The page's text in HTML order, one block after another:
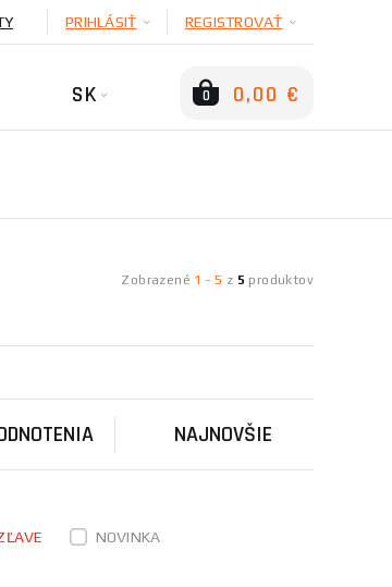
PRIHLÁSIŤ REGISTROVAŤ
SK 0 0,00 €
Zobrazené 1 - 5 z 5 produktov
NAJNOVŠIE
NOVINKA